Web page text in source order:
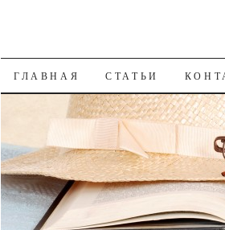
К СОДЕРЖАНИЮ
ГЛАВНАЯ СТАТЬИ